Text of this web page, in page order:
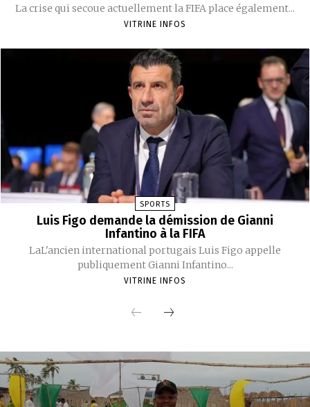
La crise qui secoue actuellement la FIFA place également...
VITRINE INFOS
SPORTS
Luis Figo demande la démission de Gianni
Infantino à la FIFA
LaL'ancien international portugais Luis Figo appelle
publiquement Gianni Infantino...
VITRINE INFOS